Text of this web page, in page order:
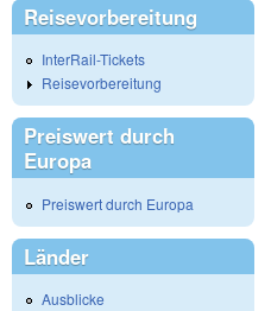
Reisevorbereitung
InterRail-Tickets
Reisevorbereitung
Preiswert durch
Europa
Preiswert durch Europa
Länder
Ausblicke